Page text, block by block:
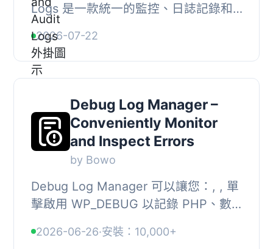
Logs 是一款統一的監控、日誌記錄和
審計追蹤外掛，專為 WordPress 設
計。它能夠監控網站的計劃任務、PHP
錯誤和管理用戶活...
2026-07-22
Debug Log Manager –
Conveniently Monitor
and Inspect Errors
by Bowo
Debug Log Manager 可以讓您：, , 單
擊啟用 WP_DEBUG 以記錄 PHP、數
編輯 wp-config.php 文件，完成後再
2026-06-26·安裝：10,000+